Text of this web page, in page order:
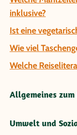
inklusive?
Ist eine
Wie viel
Welche
Allgemeines
Umwelt und